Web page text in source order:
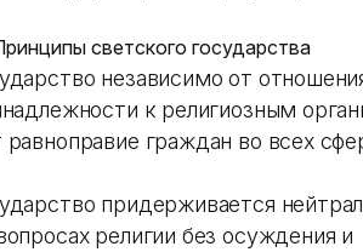
светского государства
независимо от
к религиозным
равноправие граждан во всех
придерживается
религии без осуждения и